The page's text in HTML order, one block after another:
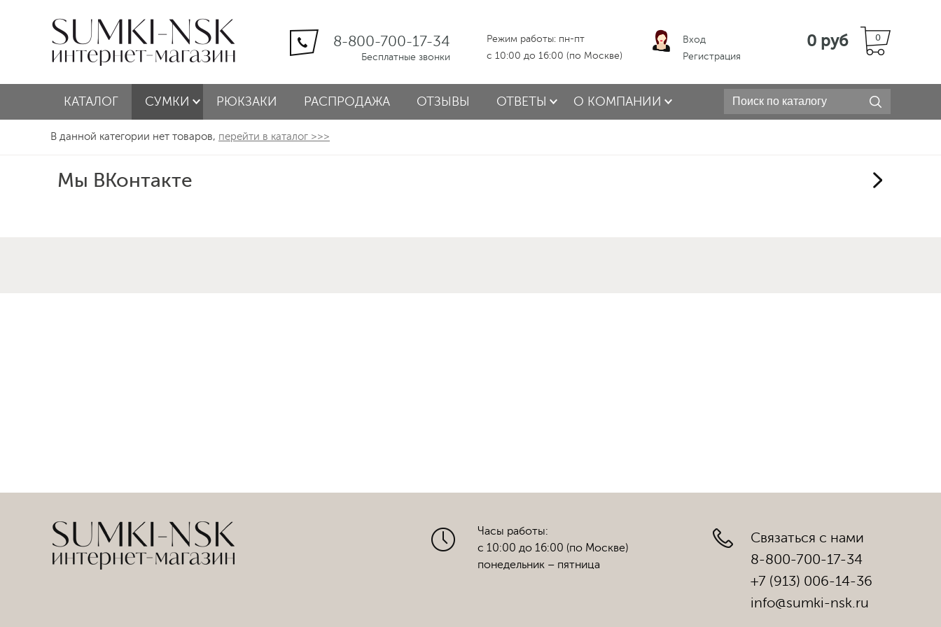
8-800-700-17-34
Бесплатные звонки
Режим работы: пн-пт
с 10:00 до 16:00 (по Москве)
Вход
Регистрация
0
0 руб
КАТАЛОГ СУМКИ РЮКЗАКИ РАСПРОДАЖА ОТЗЫВЫ ОТВЕТЫ О КОМПАНИИ
В данной категории нет товаров, перейти в каталог >>>
Мы ВКонтакте
Часы работы:
с 10:00 до 16:00 (по Москве)
понедельник – пятница
Связаться с нами
8-800-700-17-34
+7 (913) 006-14-36
info@sumki-nsk.ru